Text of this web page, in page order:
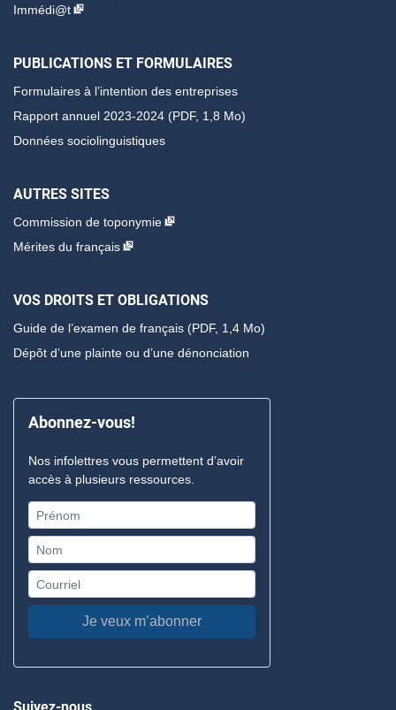
Immédi@t
PUBLICATIONS ET FORMULAIRES
Formulaires à l’intention des entreprises
Rapport annuel 2023-2024 (PDF, 1,8 Mo)
Données sociolinguistiques
AUTRES SITES
Commission de toponymie
Mérites du français
VOS DROITS ET OBLIGATIONS
Guide de l’examen de français (PDF, 1,4 Mo)
Dépôt d’une plainte ou d’une dénonciation
Abonnez-vous!
Nos infolettres vous permettent d’avoir
accès à plusieurs ressources.
Je veux m’abonner